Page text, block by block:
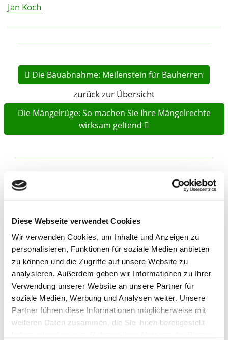
Diese Webseite verwendet Cookies
Wir verwenden Cookies, um Inhalte und Anzeigen zu
personalisieren, Funktionen für soziale Medien anbieten
zu können und die Zugriffe auf unsere Website zu
analysieren. Außerdem geben wir Informationen zu Ihrer
Verwendung unserer Website an unsere Partner für
soziale Medien, Werbung und Analysen weiter. Unsere
Partner führen diese Informationen möglicherweise mit
weiteren Daten zusammen, die Sie ihnen bereitgestellt
Jan Koch
Die Bauabnahme: Meilenstein für Bauherren
zurück zur Übersicht
Die Mängelrüge: So machen Sie Ihre Mängelrechte
wirksam geltend
Weitere Beiträge zum Thema
Pressemitteilungen
© diyanadimitrova – stock.adobe.com